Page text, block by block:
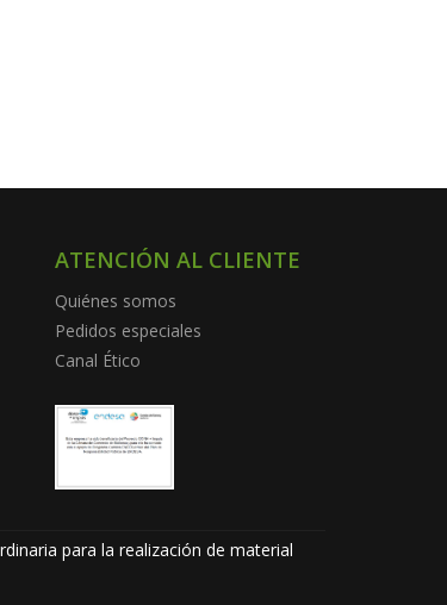
ATENCIÓN AL CLIENTE
Quiénes somos
Pedidos especiales
Canal Ético
para la realización de material